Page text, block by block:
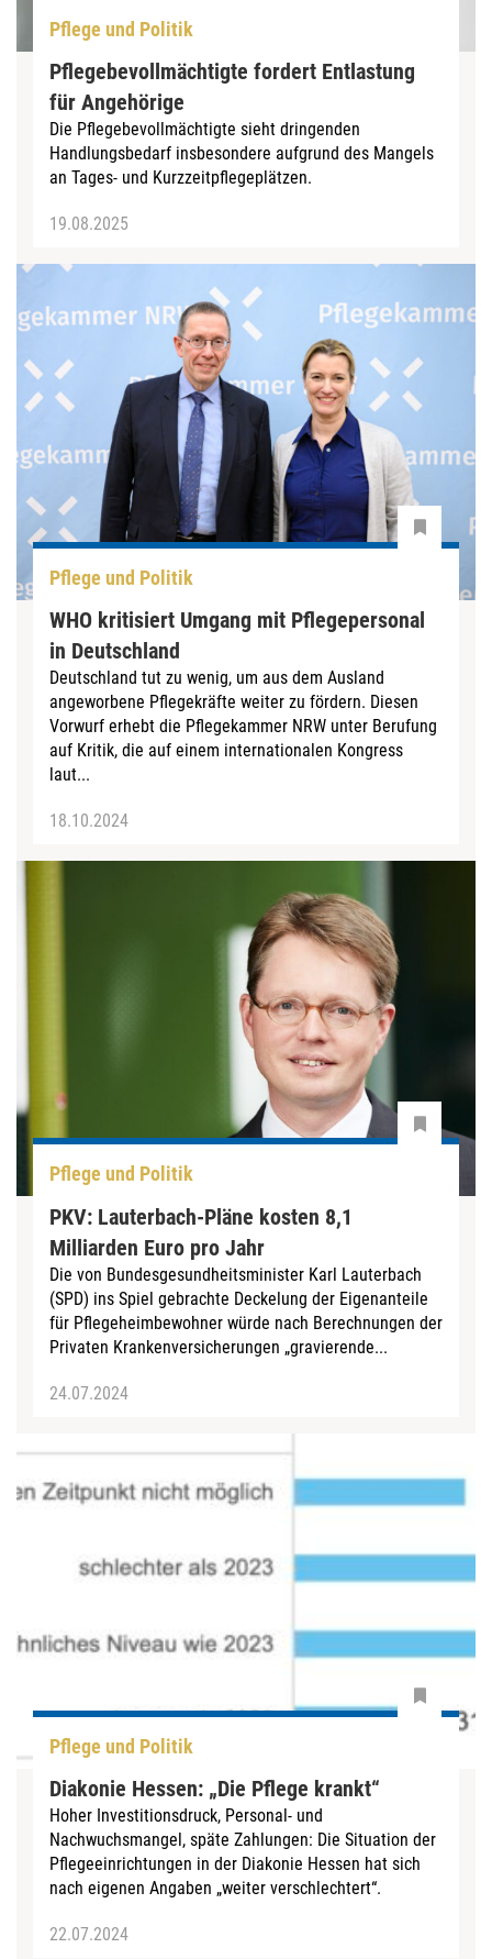
Pflege und Politik
Pflegebevollmächtigte fordert Entlastung
für Angehörige
Die Pflegebevollmächtigte sieht dringenden
Handlungsbedarf insbesondere aufgrund des Mangels
an Tages- und Kurzzeitpflegeplätzen.
19.08.2025
Pflege und Politik
WHO kritisiert Umgang mit Pflegepersonal
in Deutschland
Deutschland tut zu wenig, um aus dem Ausland
angeworbene Pflegekräfte weiter zu fördern. Diesen
Vorwurf erhebt die Pflegekammer NRW unter Berufung
auf Kritik, die auf einem internationalen Kongress
laut...
18.10.2024
Pflege und Politik
PKV: Lauterbach-Pläne kosten 8,1
Milliarden Euro pro Jahr
Die von Bundesgesundheitsminister Karl Lauterbach
(SPD) ins Spiel gebrachte Deckelung der Eigenanteile
für Pflegeheimbewohner würde nach Berechnungen der
Privaten Krankenversicherungen „gravierende...
24.07.2024
Pflege und Politik
Diakonie Hessen: „Die Pflege krankt“
Hoher Investitionsdruck, Personal- und
Nachwuchsmangel, späte Zahlungen: Die Situation der
Pflegeeinrichtungen in der Diakonie Hessen hat sich
nach eigenen Angaben „weiter verschlechtert“.
22.07.2024